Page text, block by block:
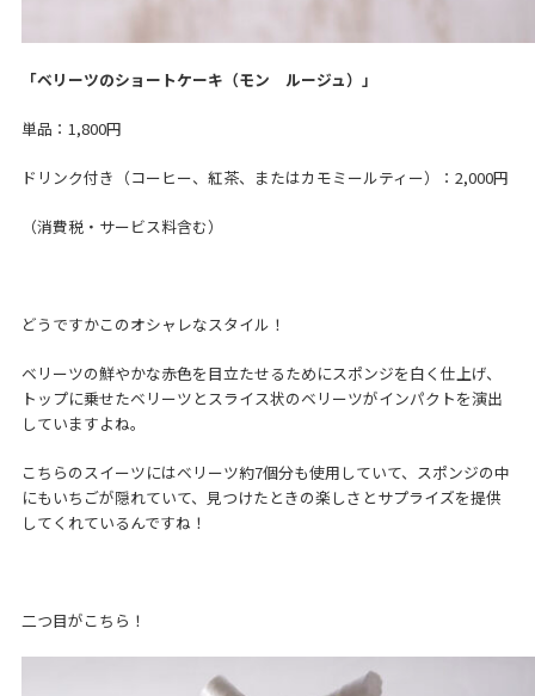
「ベリーツのショートケーキ（モン ルージュ）」
単品：1,800円
ドリンク付き（コーヒー、紅茶、またはカモミールティー）：2,000円
（消費税・サービス料含む）
どうですかこのオシャレなスタイル！
ベリーツの鮮やかな赤色を目立たせるためにスポンジを白く仕上げ、
トップに乗せたベリーツとスライス状のベリーツがインパクトを演出
していますよね。
こちらのスイーツにはベリーツ約7個分も使用していて、スポンジの中
にもいちごが隠れていて、見つけたときの楽しさとサプライズを提供
してくれているんですね！
二つ目がこちら！